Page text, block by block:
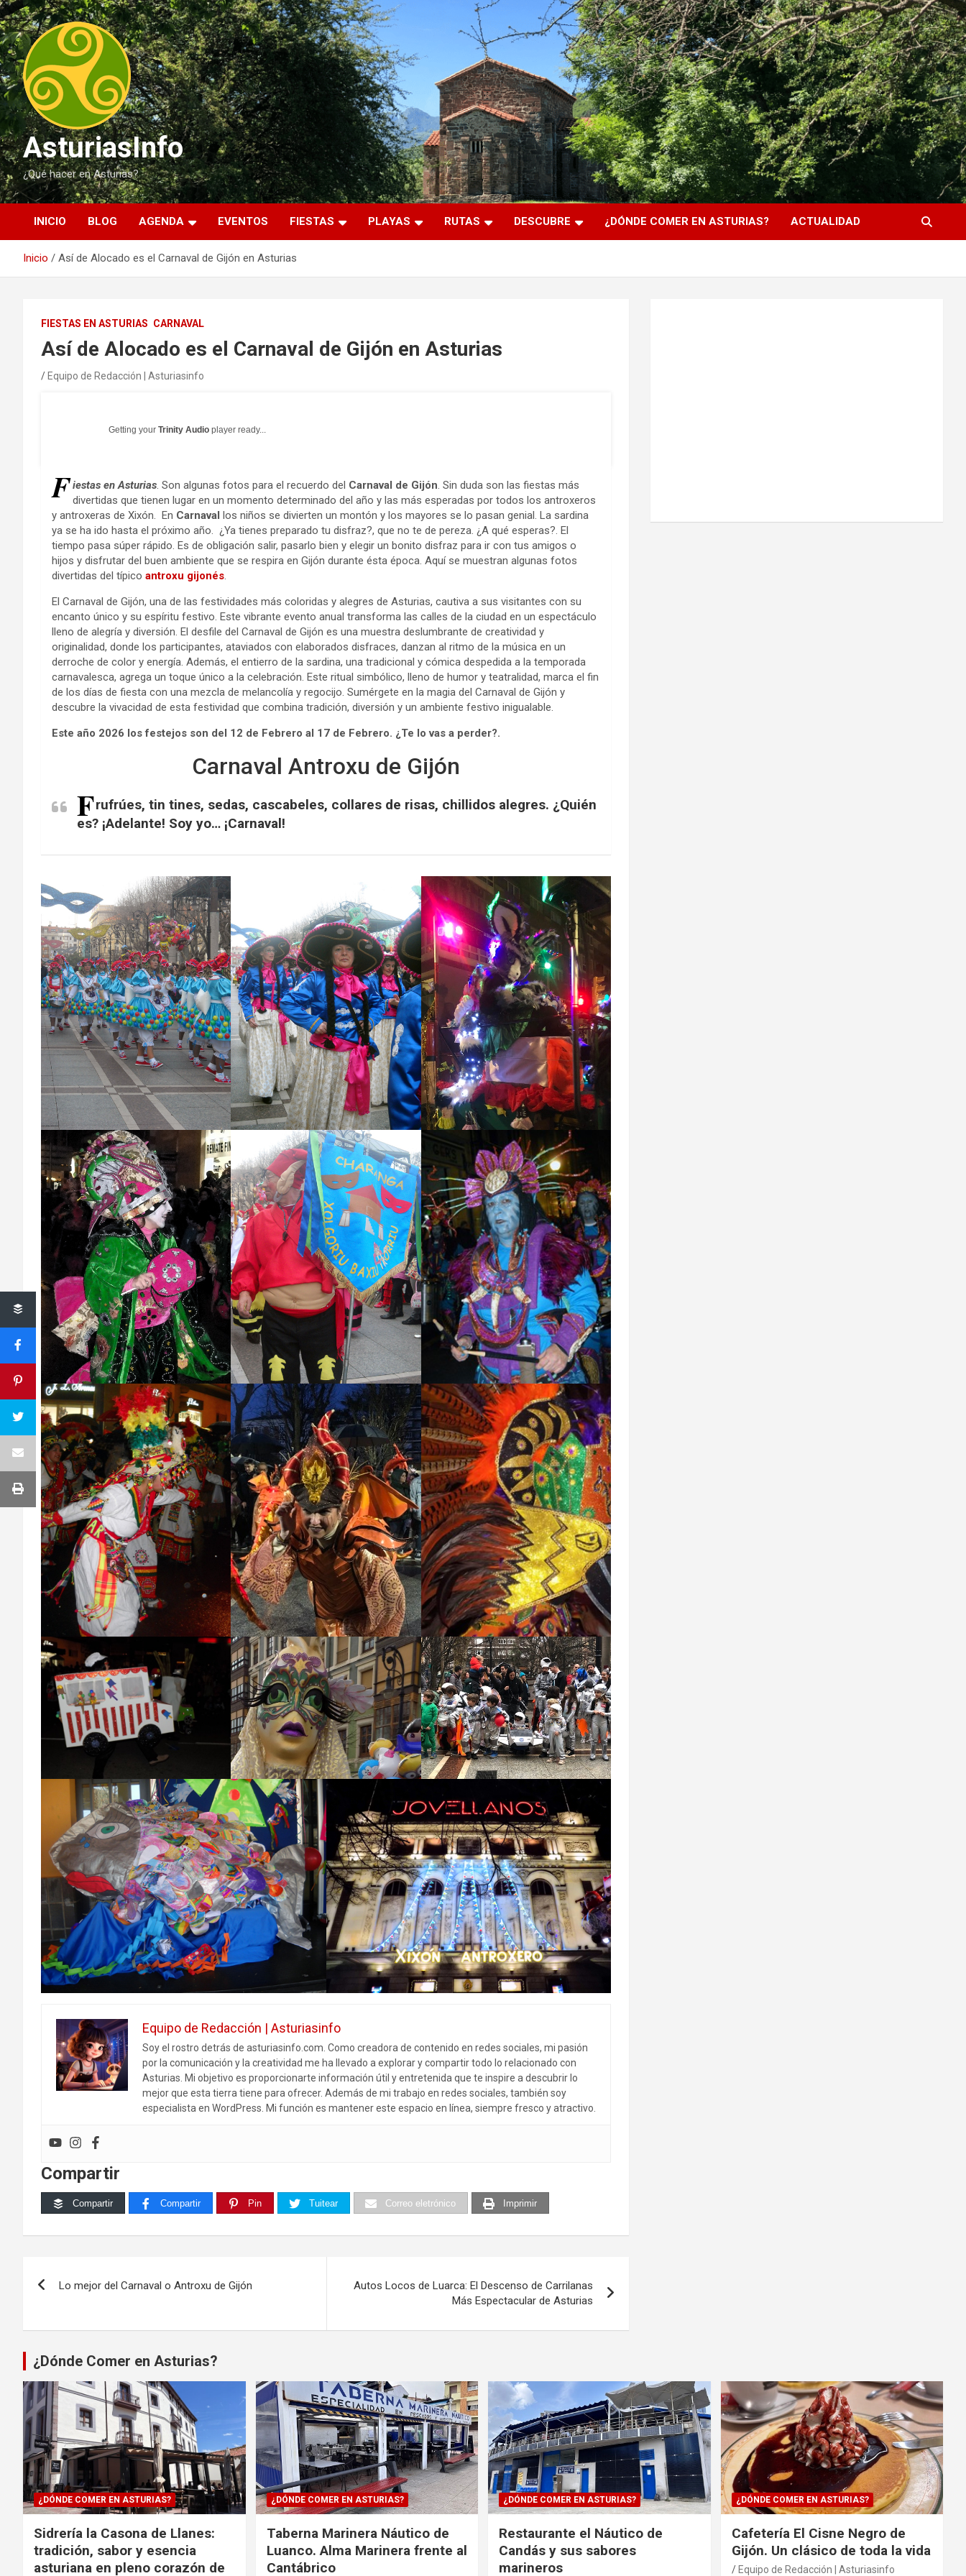
Saltar
al
contenido
AsturiasInfo
¿Qué hacer en Asturias?
INICIO BLOG AGENDA EVENTOS FIESTAS PLAYAS RUTAS DESCUBRE ¿DÓNDE COMER EN ASTURIAS? ACTUALIDAD
Inicio Así de Alocado es el Carnaval de Gijón en Asturias
FIESTAS EN ASTURIAS CARNAVAL
Así de Alocado es el Carnaval de Gijón en Asturias
Equipo de Redacción | Asturiasinfo
Getting your Trinity Audio player ready...
Fiestas en Asturias. Son algunas fotos para el recuerdo del Carnaval de Gijón. Sin duda son las fiestas más
divertidas que tienen lugar en un momento determinado del año y las más esperadas por todos los antroxeros
y antroxeras de Xixón. En Carnaval los niños se divierten un montón y los mayores se lo pasan genial. La sardina
ya se ha ido hasta el próximo año. ¿Ya tienes preparado tu disfraz?, que no te de pereza. ¿A qué esperas?. El
tiempo pasa súper rápido. Es de obligación salir, pasarlo bien y elegir un bonito disfraz para ir con tus amigos o
hijos y disfrutar del buen ambiente que se respira en Gijón durante ésta época. Aquí se muestran algunas fotos
divertidas del típico antroxu gijonés.
El Carnaval de Gijón, una de las festividades más coloridas y alegres de Asturias, cautiva a sus visitantes con su
encanto único y su espíritu festivo. Este vibrante evento anual transforma las calles de la ciudad en un espectáculo
lleno de alegría y diversión. El desfile del Carnaval de Gijón es una muestra deslumbrante de creatividad y
originalidad, donde los participantes, ataviados con elaborados disfraces, danzan al ritmo de la música en un
derroche de color y energía. Además, el entierro de la sardina, una tradicional y cómica despedida a la temporada
carnavalesca, agrega un toque único a la celebración. Este ritual simbólico, lleno de humor y teatralidad, marca el fin
de los días de fiesta con una mezcla de melancolía y regocijo. Sumérgete en la magia del Carnaval de Gijón y
descubre la vivacidad de esta festividad que combina tradición, diversión y un ambiente festivo inigualable.
Este año 2026 los festejos son del 12 de Febrero al 17 de Febrero. ¿Te lo vas a perder?.
Carnaval Antroxu de Gijón
Frufrúes, tin tines, sedas, cascabeles, collares de risas, chillidos alegres. ¿Quién
es? ¡Adelante! Soy yo… ¡Carnaval!
Equipo de Redacción | Asturiasinfo
Soy el rostro detrás de asturiasinfo.com. Como creadora de contenido en redes sociales, mi pasión
por la comunicación y la creatividad me ha llevado a explorar y compartir todo lo relacionado con
Asturias. Mi objetivo es proporcionarte información útil y entretenida que te inspire a descubrir lo
mejor que esta tierra tiene para ofrecer. Además de mi trabajo en redes sociales, también soy
especialista en WordPress. Mi función es mantener este espacio en línea, siempre fresco y atractivo.
Compartir
Compartir Compartir Pin Tuitear Correo eletrónico Imprimir
entradas
Lo mejor del Carnaval o Antroxu de Gijón
Autos Locos de Luarca: El Descenso de Carrilanas
Más Espectacular de Asturias
¿Dónde Comer en Asturias?
¿DÓNDE COMER EN ASTURIAS?
Sidrería la Casona de Llanes:
tradición, sabor y esencia
asturiana en pleno corazón de
¿DÓNDE COMER EN ASTURIAS?
Taberna Marinera Náutico de
Luanco. Alma Marinera frente al
Cantábrico
¿DÓNDE COMER EN ASTURIAS?
Restaurante el Náutico de
Candás y sus sabores
marineros
¿DÓNDE COMER EN ASTURIAS?
Cafetería El Cisne Negro de
Gijón. Un clásico de toda la vida
Equipo de Redacción | Asturiasinfo